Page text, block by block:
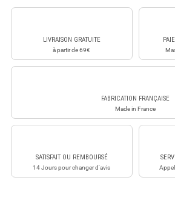
LIVRAISON GRATUITE
à partir de 69€
FABRICATION FRANÇAISE
Made in France
SATISFAIT OU REMBOURSÉ
14 Jours pour changer d'avis